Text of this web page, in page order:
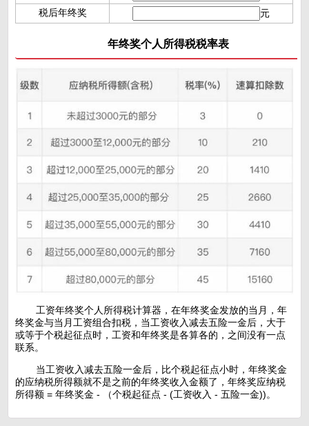
税后年终奖
元
年终奖个人所得税税率表
工资年终奖个人所得税计算器，在年终奖金发放的当月，年
终奖金与当月工资组合扣税，当工资收入减去五险一金后，大于
或等于个税起征点时，工资和年终奖是各算各的，之间没有一点
联系。
当工资收入减去五险一金后，比个税起征点小时，年终奖金
的应纳税所得额就不是之前的年终奖收入金额了，年终奖应纳税
所得额 = 年终奖金 - （个税起征点 - (工资收入 - 五险一金))。